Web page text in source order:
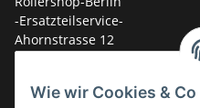
Wie wir Cookies &
-Ersatzteilservice-
Ahornstrasse 12